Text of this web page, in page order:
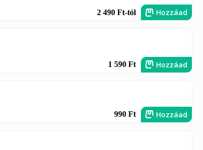
2 490 Ft-tól Hozzáad
1 590 Ft Hozzáad
990 Ft Hozzáad